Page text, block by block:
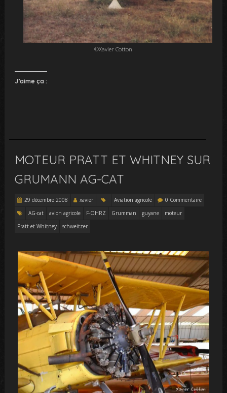
©Xavier Cotton
J’aime ça :
MOTEUR PRATT ET WHITNEY SUR
GRUMANN AG-CAT
29 décembre 2008 xavier Aviation agricole
0 Commentaire
AG-cat
avion agricole F-OHRZ Grumman guyane
moteur
Pratt et Whitney
schweitzer